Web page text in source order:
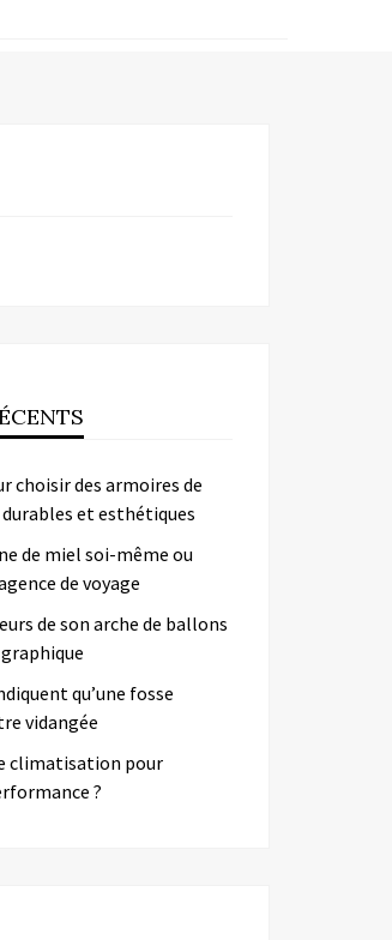
choisir des armoires de
et esthétiques
de miel soi-même ou
de voyage
de son arche de ballons
qu’une fosse
vidangée
climatisation pour
?